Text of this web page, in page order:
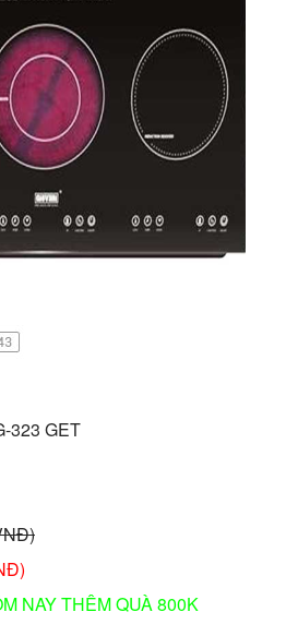
323 GET
NAY THÊM QUÀ 800K